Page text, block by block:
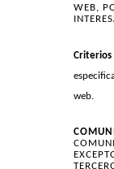
WEB,
Criterios
web.